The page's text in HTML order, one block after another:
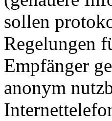
sollen
Regelungen
Empfänger
anonym